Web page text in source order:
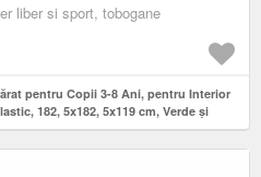
liber si sport, tobogane
pentru Copii 3-8 Ani, pentru Interior
182, 5x182, 5x119 cm, Verde și